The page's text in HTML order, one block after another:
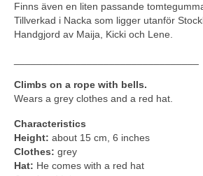
Finns även en liten passande
Tillverkad i Nacka som ligger utanför
Handgjord av Maija, Kicki och Lene.
Climbs on a rope with bells.
Wears a grey clothes and a red hat.
Characteristics
Height: about 15 cm, 6 inches
Clothes: grey
Hat: He comes with a red hat